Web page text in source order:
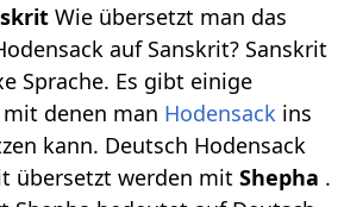
Wie übersetzt man das
auf Sanskrit? Sanskrit
Sprache. Es gibt einige
denen man Hodensack ins
kann. Deutsch Hodensack
übersetzt werden mitShepha .